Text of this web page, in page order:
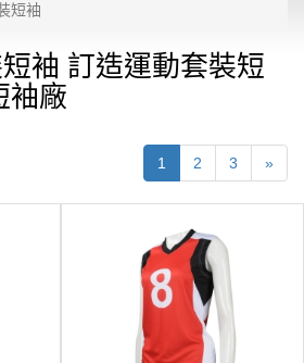
短袖
袖 訂造運動套裝短
袖廠
1 2 3 »